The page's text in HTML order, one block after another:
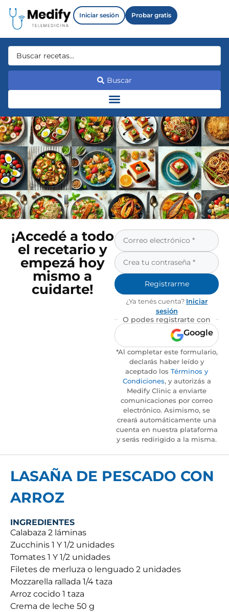
Iniciar sesión Probar gratis
Buscar
¡Accedé a todo
el recetario y
empezá hoy
mismo a
cuidarte!
Registrarme
¿Ya tenés cuenta? Iniciar
sesión
O podes registrarte con
Google
*Al completar este formulario,
declarás haber leído y
aceptado los Términos y
Condiciones, y autorizás a
Medify Clinic a enviarte
comunicaciones por correo
electrónico. Asimismo, se
creará automáticamente una
cuenta en nuestra plataforma
y serás redirigido a la misma.
LASAÑA DE PESCADO CON
ARROZ
INGREDIENTES
Calabaza 2 láminas
Zucchinis 1 Y 1/2 unidades
Tomates 1 Y 1/2 unidades
Filetes de merluza o lenguado 2 unidades
Mozzarella rallada 1/4 taza
Arroz cocido 1 taza
Crema de leche 50 g